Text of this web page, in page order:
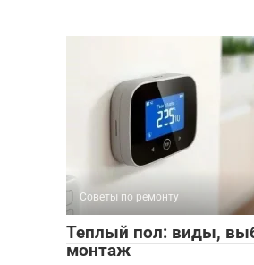
Советы по ремонту
Теплый пол: виды,
монтаж